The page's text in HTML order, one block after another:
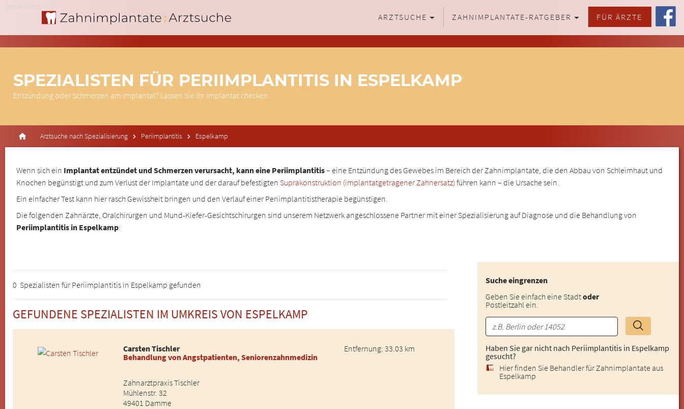
'; }else{ echo '
'; } ?>
ARZTSUCHE
ZAHNIMPLANTATE-RATGEBER FÜR ÄRZTE
SPEZIALISTEN FÜR PERIIMPLANTITIS IN ESPELKAMP
Entzündung oder Schmerzen am Implantat? Lassen Sie Ihr Implantat checken
Arztsuche nach Spezialisierung Periimplantitis Espelkamp
Wenn sich ein Implantat entzündet und Schmerzen verursacht, kann eine Periimplantitis– eine Entzündung des Gewebes im Bereich der Zahnimplantate, die den Abbau von Schleimhaut und
Knochen begünstigt und zum Verlust der Implantate und der darauf befestigten Suprakonstruktion (implantatgetragener Zahnersatz) führen kann – die Ursache sein.
Ein einfacher Test kann hier rasch Gewissheit bringen und den Verlauf einer Periimplantitistherapie begünstigen.
Die folgenden Zahnärzte, Oralchirurgen und Mund-Kiefer-Gesichtschirurgen sind unserem Netzwerk angeschlossene Partner mit einer Spezialisierung auf Diagnose und die Behandlung von
Periimplantitis in Espelkamp:
Suche eingrenzen
Geben Sie einfach eine Stadtoder
Postleitzahl ein.
Haben Sie gar nicht nach Periimplantitis in Espelkamp
gesucht?
Hier finden Sie Behandler für Zahnimplantate aus
Espelkamp
0 Spezialisten für Periimplantitis in Espelkamp gefunden
GEFUNDENE SPEZIALISTEN IM UMKREIS VON ESPELKAMP
Carsten Tischler
Behandlung von Angstpatienten, Seniorenzahnmedizin
Zahnarztpraxis Tischler
Mühlenstr. 32
49401 Damme
Entfernung: 33.03 km